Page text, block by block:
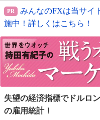
みんなのFXは当サイ
施中！詳しくはこちら！
失望の経済指標でドルロン
の雇用統計！